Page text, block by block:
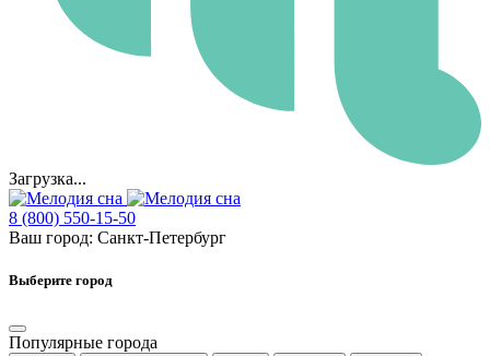
Загрузка...
8 (800) 550-15-50
Ваш город: Санкт-Петербург
Выберите город
Популярные города